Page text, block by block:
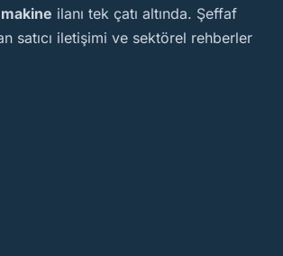
ilanı tek çatı altında. Şeffaf
satıcı iletişimi ve sektörel rehberler